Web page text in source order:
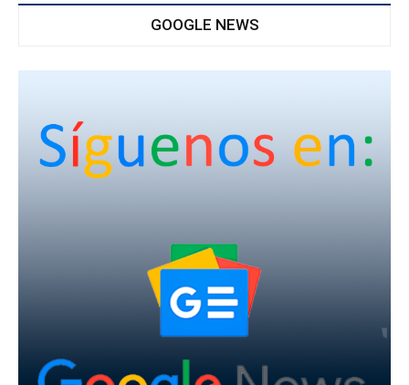
GOOGLE NEWS